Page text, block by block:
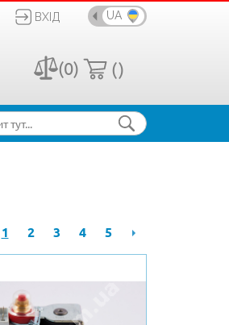
UA
ВХІД
(0) ()
1 2 3 4 5